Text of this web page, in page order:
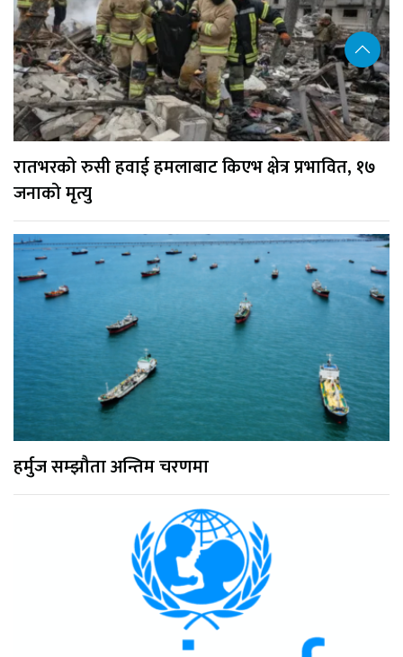
रातभरको रुसी हवाई हमलाबाट किएभ क्षेत्र प्रभावित, १७
जनाको मृत्यु
हर्मुज सम्झौता अन्तिम चरणमा